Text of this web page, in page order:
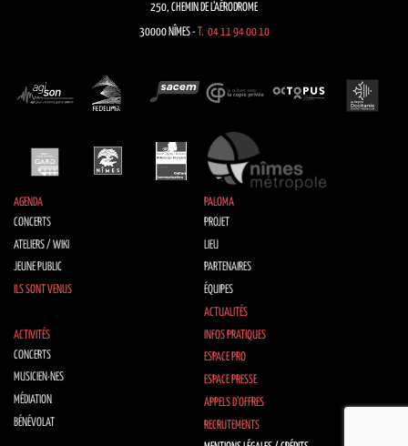
250, CHEMIN DE L’AÉRODROME
30000 NÎMES -T. 04 11 94 00 10
AGENDA
CONCERTS
ATELIERS / WIKI
JEUNE PUBLIC
ILS SONT VENUS
PALOMA
PROJET
LIEU
PARTENAIRES
ÉQUIPES
ACTUALITÉS
ACTIVITÉS
CONCERTS
MUSICIEN·NES
MÉDIATION
BÉNÉVOLAT
INFOS PRATIQUES
ESPACE PRO
ESPACE PRESSE
APPELS D’OFFRES
RECRUTEMENTS